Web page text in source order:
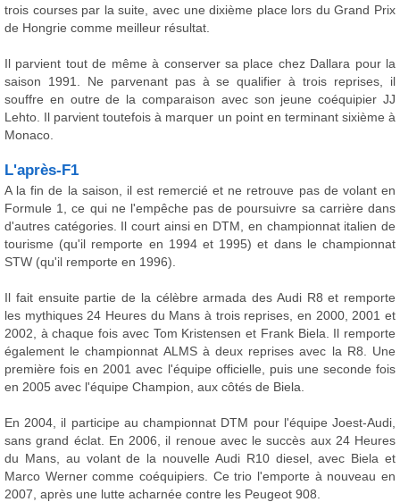
trois courses par la suite, avec une dixième place lors du Grand Prix
de Hongrie comme meilleur résultat.
Il parvient tout de même à conserver sa place chez Dallara pour la
saison 1991. Ne parvenant pas à se qualifier à trois reprises, il
souffre en outre de la comparaison avec son jeune coéquipier JJ
Lehto. Il parvient toutefois à marquer un point en terminant sixième à
Monaco.
L'après-F1
A la fin de la saison, il est remercié et ne retrouve pas de volant en
Formule 1, ce qui ne l'empêche pas de poursuivre sa carrière dans
d'autres catégories. Il court ainsi en DTM, en championnat italien de
tourisme (qu'il remporte en 1994 et 1995) et dans le championnat
STW (qu'il remporte en 1996).
Il fait ensuite partie de la célèbre armada des Audi R8 et remporte
les mythiques 24 Heures du Mans à trois reprises, en 2000, 2001 et
2002, à chaque fois avec Tom Kristensen et Frank Biela. Il remporte
également le championnat ALMS à deux reprises avec la R8. Une
première fois en 2001 avec l'équipe officielle, puis une seconde fois
en 2005 avec l'équipe Champion, aux côtés de Biela.
En 2004, il participe au championnat DTM pour l'équipe Joest-Audi,
sans grand éclat. En 2006, il renoue avec le succès aux 24 Heures
du Mans, au volant de la nouvelle Audi R10 diesel, avec Biela et
Marco Werner comme coéquipiers. Ce trio l'emporte à nouveau en
2007, après une lutte acharnée contre les Peugeot 908.